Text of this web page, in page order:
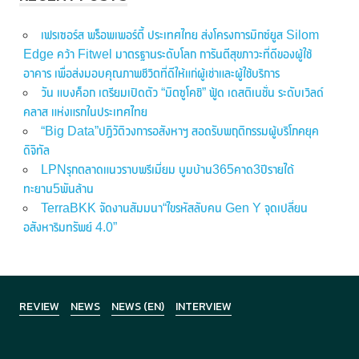
เฟรเซอร์ส พร็อพเพอร์ตี้ ประเทศไทย ส่งโครงการมิกซ์ยูส Silom
Edge คว้า Fitwel มาตรฐานระดับโลก การันตีสุขภาวะที่ดีของผู้ใช้
อาคาร เพื่อส่งมอบคุณภาพชีวิตที่ดีให้แก่ผู้เช่าและผู้ใช้บริการ
วัน แบงค็อก เตรียมเปิดตัว “มิตซูโคชิ” ฟู้ด เดสติเนชั่น ระดับเวิลด์
คลาส แห่งแรกในประเทศไทย
“Big Data”ปฏิวัติวงการอสังหาฯ สอดรับพฤติกรรมผู้บริโภคยุค
ดิจิทัล
LPNรุกตลาดแนวราบพรีเมี่ยม บูมบ้าน365คาด3ปีรายได้
ทะยาน5พันล้าน
TerraBKK จัดงานสัมมนา“ไขรหัสลับคน Gen Y จุดเปลี่ยน
อสังหาริมทรัพย์ 4.0”
REVIEW NEWS NEWS (EN) INTERVIEW